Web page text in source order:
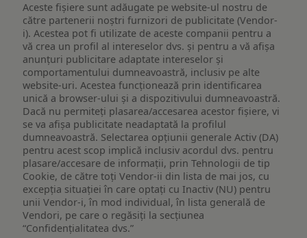
Aceste fișiere sunt adăugate pe website-ul nostru de
către partenerii noștri furnizori de publicitate (Vendor-
i). Acestea pot fi utilizate de aceste companii pentru a
vă crea un profil al intereselor dvs. și pentru a vă afișa
anunțuri publicitare adaptate intereselor și
comportamentului dumneavoastră, inclusiv pe alte
website-uri. Acestea funcționează prin identificarea
unică a browser-ului și a dispozitivului dumneavoastră.
Dacă nu permiteți plasarea/accesarea acestor fișiere, vi
se va afișa publicitate neadaptată la profilul
dumneavoastră. Selectarea opțiunii generale Activ (DA)
pentru acest scop implică inclusiv acordul dvs. pentru
plasare/accesare de informații, prin Tehnologii de tip
Cookie, de către toți Vendor-ii din lista de mai jos, cu
excepția situației în care optați cu Inactiv (NU) pentru
unii Vendor-i, în mod individual, în lista generală de
Vendori, pe care o regăsiți la secțiunea
“Confidențialitatea dvs.”